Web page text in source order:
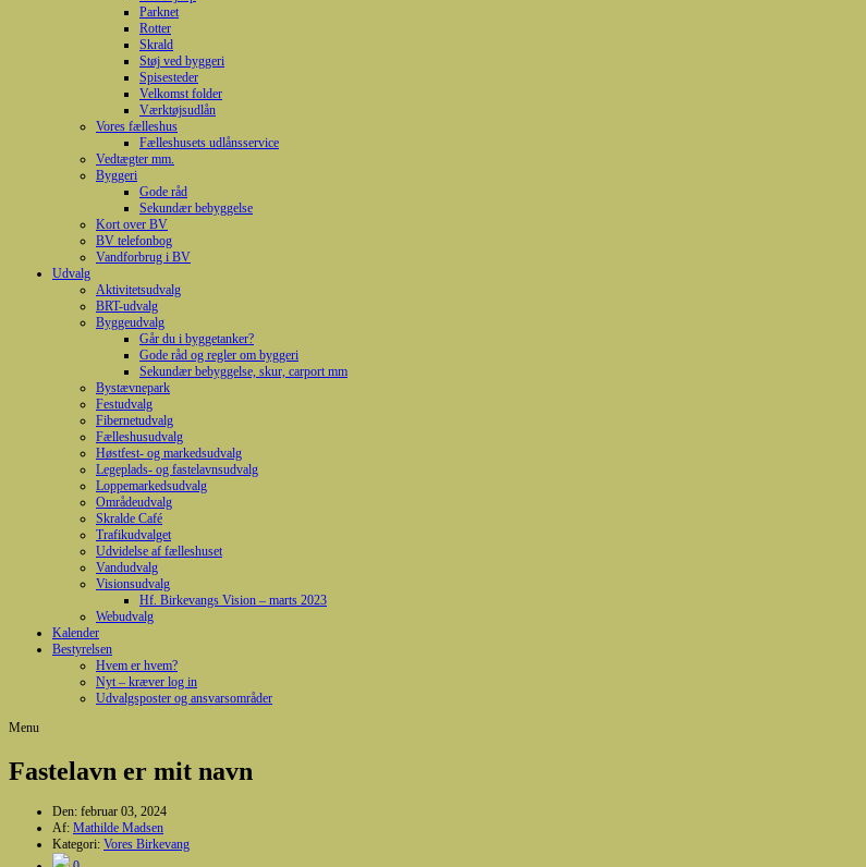
Parknet
Rotter
Skrald
Støj ved byggeri
Spisesteder
Velkomst folder
Værktøjsudlån
Vores fælleshus
Fælleshusets udlånsservice
Vedtægter mm.
Byggeri
Gode råd
Sekundær bebyggelse
Kort over BV
BV telefonbog
Vandforbrug i BV
Udvalg
Aktivitetsudvalg
BRT-udvalg
Byggeudvalg
Går du i byggetanker?
Gode råd og regler om byggeri
Sekundær bebyggelse, skur, carport mm
Bystævnepark
Festudvalg
Fibernetudvalg
Fælleshusudvalg
Høstfest- og markedsudvalg
Legeplads- og fastelavnsudvalg
Loppemarkedsudvalg
Områdeudvalg
Skralde Café
Trafikudvalget
Udvidelse af fælleshuset
Vandudvalg
Visionsudvalg
Hf. Birkevangs Vision – marts 2023
Webudvalg
Kalender
Bestyrelsen
Hvem er hvem?
Nyt – kræver log in
Udvalgsposter og ansvarsområder
Menu
Fastelavn er mit navn
Den: februar 03, 2024
Af: Mathilde Madsen
Kategori: Vores Birkevang